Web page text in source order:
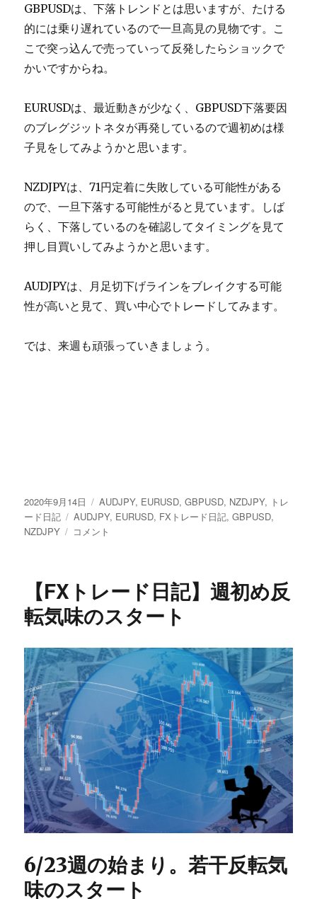
GBPUSDは、下落トレンドとは思いますが、たける
的には乗り遅れているので一旦高見の見物です。こ
こで突っ込んで売っていって反発したらショックで
かいですからね。
EURUSDは、最近動きが少なく、GBPUSD下落要因
のブレグジットネタが再発しているので週初めは様
子見をしてみようかと思います。
NZDJPYは、71円定着に失敗している可能性がある
ので、一旦下落する可能性がると見ています。しば
らく、下落しているのを確認してタイミングを見て
押し目買いしてみようかと思います。
AUDJPYは、月足切下げラインをブレイクする可能
性が高いと見て、買い中心でトレードしてみます。
では、来週も頑張っていきましょう。
投
稿
日:
2020年9月14日
カ
テ
ゴ
AUDJPY, EURUSD,GBPUSD, NZDJPY, トレ
ード日記
タ
グ
AUDJPY, EURUSD, FXトレード日記,GBPUSD,
NZDJPY
9/7
レ
ー
ド
と
め
に
コメント
【FXトレード日記】週初め反
転気味のスタート
6/23週の始まり。若干反転気
味のスタート